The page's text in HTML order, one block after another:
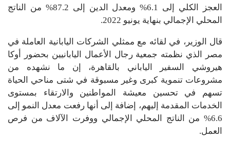
العجز الكلي إلى 6.1% ومعدل الدين إلى 87.2% من الناتج
المحلي الإجمالي بنهاية يونيو 2022.
قال الوزير، في لقائه مع ممثلي الشركات اليابانية العاملة في
مصر الذي نظمته جمعية رجال الأعمال اليابانيين بحضور أوكا
هيروشي السفير الياباني بالقاهرة، إن ما نشهده من
مشروعات تنموية كبرى وغير مسبوقة في شتى مناحي الحياة
تسهم في تحسين معيشة المواطنين والارتقاء بمستوى
الخدمات المقدمة إليهم، إضافة إلى أنها رفعت معدل النمو إلى
6.6% من الناتج المحلي الإجمالي ووفرت الآلاف من فرص
العمل.